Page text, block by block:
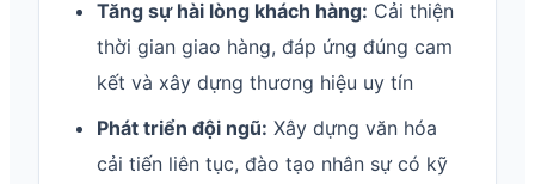
Tăng sự hài lòng khách hàng: Cải thiện
thời gian giao hàng, đáp ứng đúng cam
kết và xây dựng thương hiệu uy tín
Phát triển đội ngũ: Xây dựng văn hóa
cải tiến liên tục, đào tạo nhân sự có kỹ